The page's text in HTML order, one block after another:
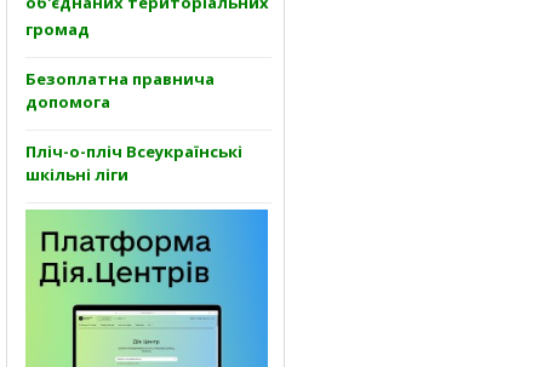
громад
Безоплатна правнича
допомога
Пліч-о-пліч Всеукраїнські
шкільні ліги